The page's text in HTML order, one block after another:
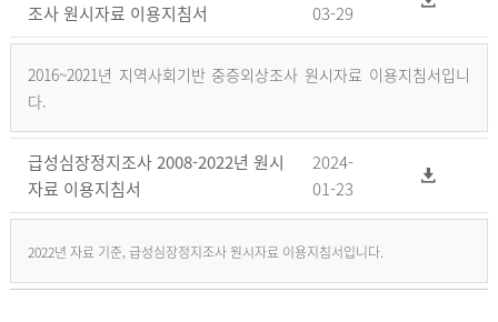
조사 원시자료 이용지침서
03-29
2016~2021년 지역사회기반 중증외상조사 원시자료 이용지침서입니
다.
급성심장정지조사 2008-2022년 원시
자료 이용지침서
2024-
01-23
2022년 자료 기준, 급성심장정지조사 원시자료 이용지침서입니다.